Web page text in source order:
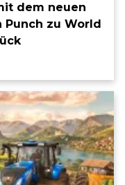
dem neuen
Punch zu World